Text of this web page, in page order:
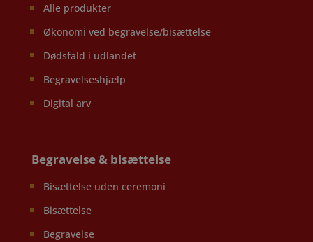
Alle produkter
Økonomi ved begravelse/bisættelse
Dødsfald i udlandet
Begravelseshjælp
Digital arv
Begravelse & bisættelse
Bisættelse uden ceremoni
Bisættelse
Begravelse